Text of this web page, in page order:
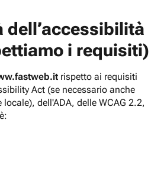
dell’accessibilità
i requisiti)
rispetto ai requisiti
Act (se necessario anche
dell'ADA, delle WCAG 2.2,